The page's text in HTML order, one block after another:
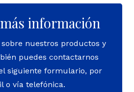
información
nuestros productos y
puedes contactarnos
siguiente formulario, por
o vía telefónica.